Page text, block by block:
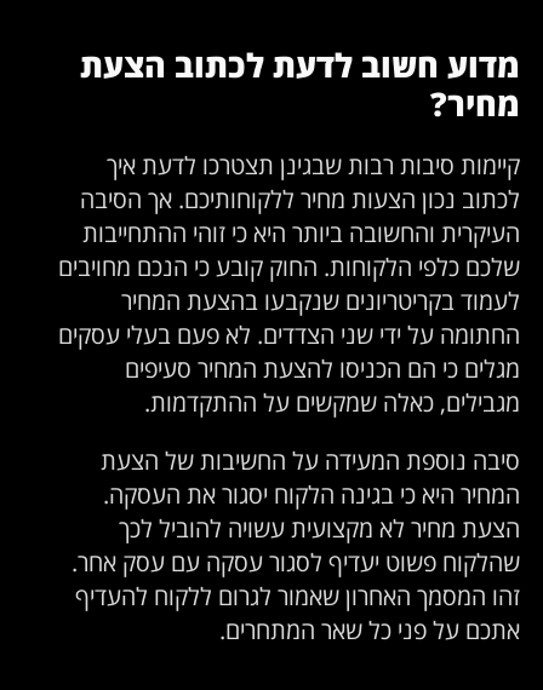
מדוע חשוב לדעת לכתוב הצעת
מחיר?
קיימות סיבות רבות שבגינן תצטרכו לדעת איך
לכתוב נכון הצעות מחיר ללקוחותיכם. אך הסיבה
העיקרית והחשובה ביותר היא כי זוהי ההתחייבות
שלכם כלפי הלקוחות. החוק קובע כי הנכם מחויבים
לעמוד בקריטריונים שנקבעו בהצעת המחיר
החתומה על ידי שני הצדדים. לא פעם בעלי עסקים
מגלים כי הם הכניסו להצעת המחיר סעיפים
מגבילים, כאלה שמקשים על ההתקדמות.
סיבה נוספת המעידה על החשיבות של הצעת
המחיר היא כי בגינה הלקוח יסגור את העסקה.
הצעת מחיר לא מקצועית עשויה להוביל לכך
שהלקוח פשוט יעדיף לסגור עסקה עם עסק אחר.
זהו המסמך האחרון שאמור לגרום ללקוח להעדיף
אתכם על פני כל שאר המתחרים.